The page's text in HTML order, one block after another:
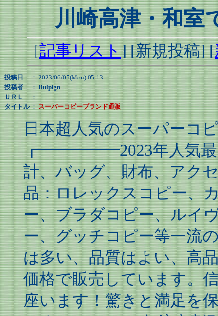
川崎高津・和室
[記事リスト] [新規投稿] [
投稿日
： 2023/06/05(Mon) 05:13
投稿者
：Bulpign
ＵＲＬ
：
タイトル：スーパーコピーブランド通販
日本超人気のスーパーコ
┏━━━━━2023年人気
計、バッグ、財布、アク
品：ロレックスコピー、
ー、ブラダコピー、ルイ
ー、グッチコピー等一流
は多い、品質はよい、高
価格で販売しています。
座います！驚きと満足を